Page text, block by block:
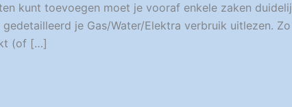
kunt toevoegen moet je vooraf enkele zaken
je Gas/Water/Elektra verbruik uitlezen.
(of […]